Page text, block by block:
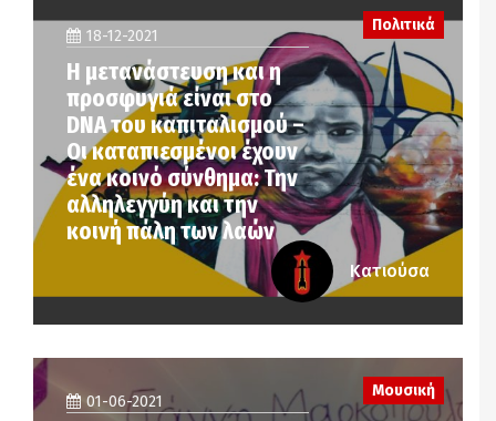
18-12-2021
Η μετανάστευση και η
προσφυγιά είναι στο
DNA του καπιταλισμού –
Οι καταπιεσμένοι έχουν
ένα κοινό σύνθημα: Την
αλληλεγγύη και την
κοινή πάλη των λαών
Πολιτικά
Κατιούσα
01-06-2021
Μουσική